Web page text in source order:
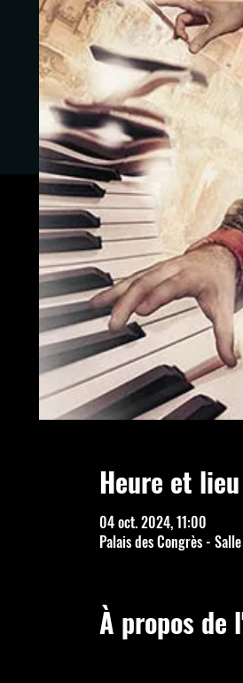
Heure et lieu
04 oct. 2024, 11:00
Palais des Congrès -
À propos de